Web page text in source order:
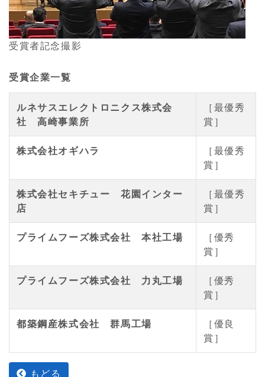
受賞者記念撮影
受賞企業一覧
ルネサスエレクトロニクス株式会
社 高崎事業所
［最優秀
賞］
株式会社オギハラ
［最優秀
賞］
株式会社セキチュー 花園インター
店
［最優秀
賞］
プライムフーズ株式会社 本社工場
［優秀
賞］
プライムフーズ株式会社 力丸工場
［優秀
賞］
都築鋼産株式会社 群馬工場
［優良
賞］
もどる